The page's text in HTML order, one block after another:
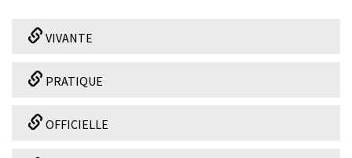
VIVANTE
PRATIQUE
OFFICIELLE